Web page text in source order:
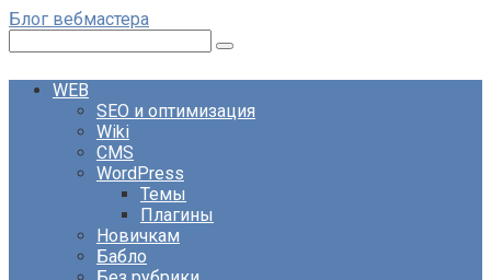
Перейти
контенту
Блог вебмастера
WEB
SEO и оптимизация
Wiki
CMS
WordPress
Темы
Плагины
Новичкам
Бабло